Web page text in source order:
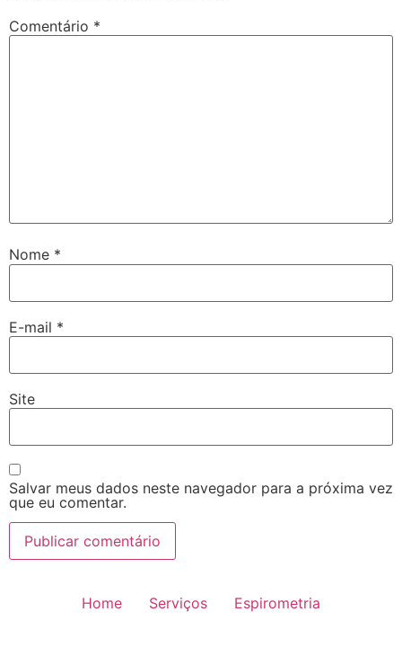
Comentário *
Nome *
E-mail *
Site
Salvar meus dados neste navegador para a próxima vez
que eu comentar.
Home Serviços
Espirometria